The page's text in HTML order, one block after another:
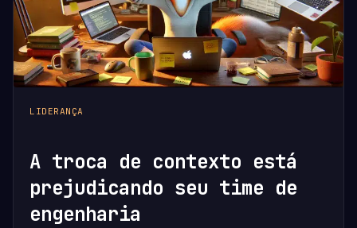
LIDERANÇA
A troca de contexto está
prejudicando seu time de
engenharia